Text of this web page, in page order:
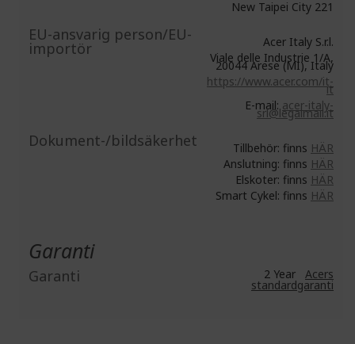
New Taipei City 221
EU-ansvarig person/EU-
importör
Acer Italy S.r.l.
Viale delle Industrie 1/A,
20044 Arese (MI), Italy
https://www.acer.com/it-
it
E-mail:acer-italy-
srl@legalmail.it
Dokument-/bildsäkerhet Tillbehör: finns HÄR
Anslutning: finns HÄR
Elskoter: finns HÄR
Smart Cykel: finns HÄR
Garanti
Garanti 2 Year Acers
standardgaranti